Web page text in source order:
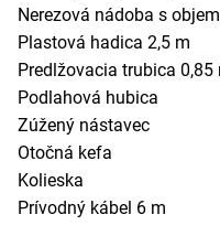
Nerezová nádoba s
Plastová hadica 2,5 m
Predlžovacia trubica 0,85
Podlahová hubica
Zúžený nástavec
Otočná kefa
Kolieska
Prívodný kábel 6 m